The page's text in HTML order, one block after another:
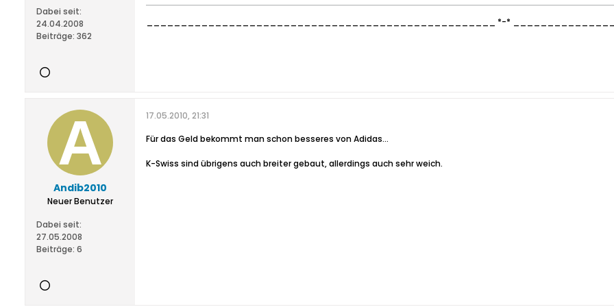
Dabei seit:
24.04.2008
Beiträge: 362
___________________________________________________ *-*
Andib2010
Neuer Benutzer
Dabei seit:
27.05.2008
Beiträge: 6
17.05.2010, 21:31
Für das Geld bekommt man schon besseres von Adidas...
K-Swiss sind übrigens auch breiter gebaut, allerdings auch sehr weich.